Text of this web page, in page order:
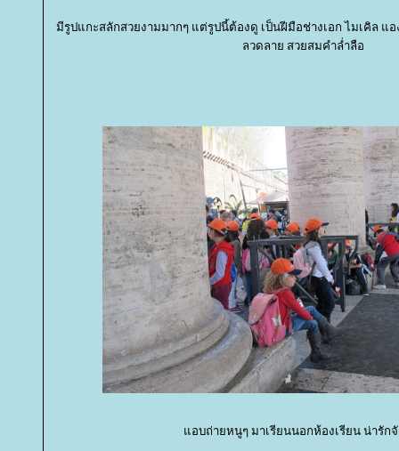
มีรูปแกะสลักสวยงามมากๆ แต่รูปนี้ต้องดู เป็นฝีมือช่างเอก ไมเคิล แ
ลวดลาย สวยสมคำล่ำลือ
อบถ่ายหนูๆ มาเรียนนอกห้องเรียน น่ารัก